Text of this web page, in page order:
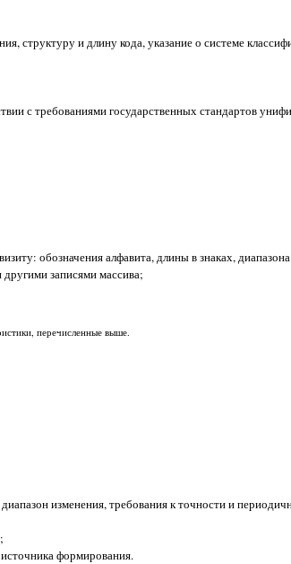
структуру и длину кода, указание о системе
с требованиями государственных стандартов
обозначения алфавита, длины в знаках,
записями массива;
перечисленные выше.
изменения, требования к точности и
формирования.